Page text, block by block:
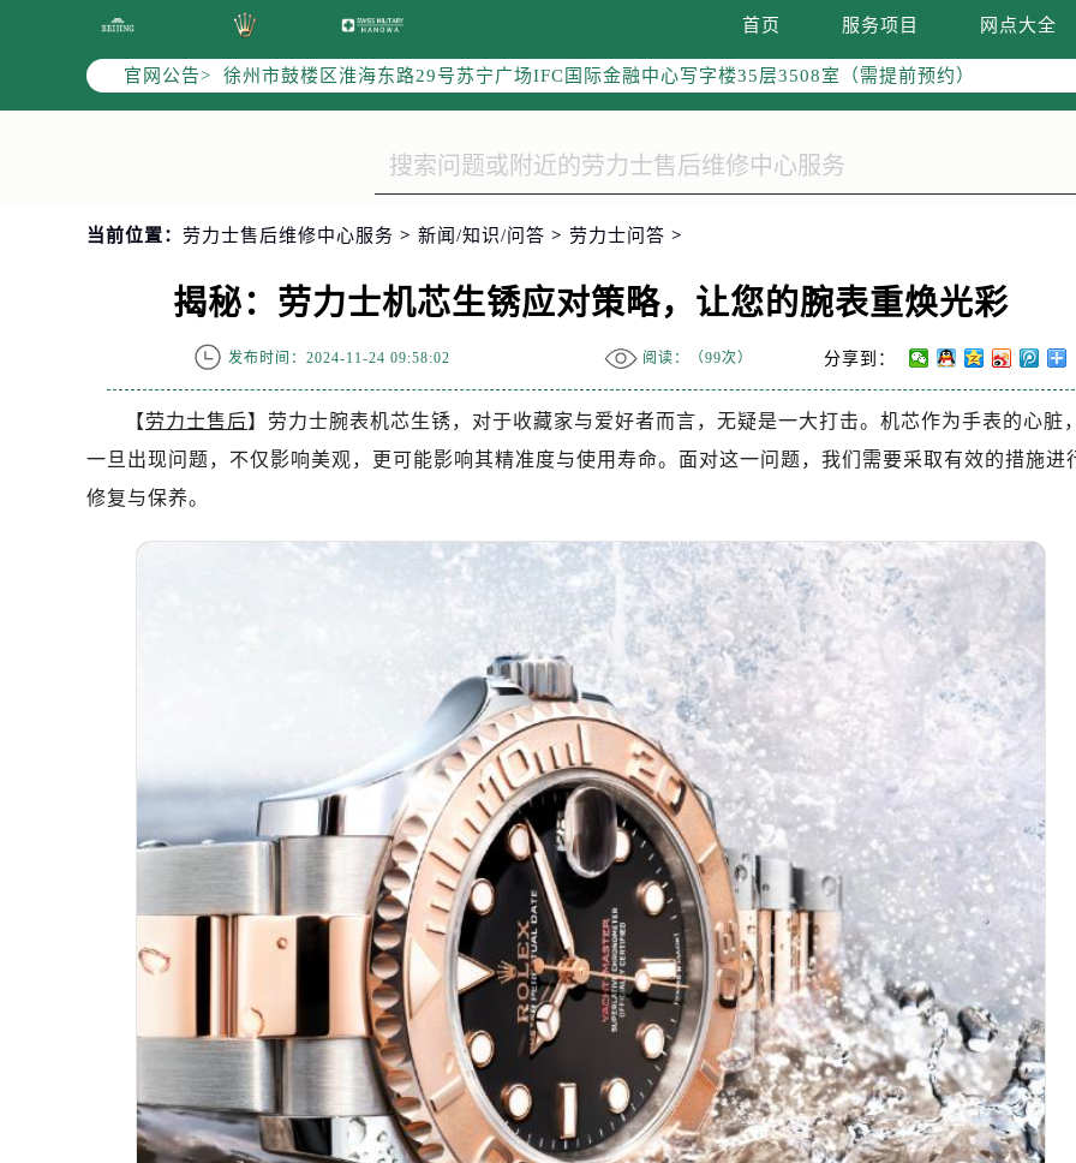
首页 服务项目 网点大全
官网公告>
南京市秦淮区中山南路1号（新街口）南京中心写字楼22层C1-1室（需提前预约）
常州市新北区龙锦路1590号现代传媒中心写字楼5号楼10层1008室（需提前预约）
徐州市鼓楼区淮海东路29号苏宁广场IFC国际金融中心写字楼35层3508室（需提前预约）
扬州市邗江区国展路29号星耀天地写字楼1号楼18层1803室（需提前预约）
泰州市海陵区永定东路399号置地商务中心东塔写字楼（华润万象城）17层1706室（需提前预约）
杭州市上城区钱江路1366号华润大厦写字楼A座5层503-5室（需提前预约）
绍兴市越城区胜利东路379号世茂天际中心写字楼8层805室（需提前预约）
嘉兴市南湖区广益路705号嘉兴世界贸易中心写字楼A座13层1304室（需提前预约）
济南市历下区经十路11111号华润中心写字楼（万象城）15层1508室（需提前预约）
广州市天河区天河路230号万菱汇国际中心写字楼A塔7层704室（需提前预约）
惠州市惠城区江北文昌一路7号华贸大厦写字楼1座30层05室（需提前预约）
厦门市思明区湖滨东路95号华润大厦写字楼B座11层1104室（需提前预约）
成都市锦江区人民东路6号SAC东原中心写字楼24层2406B室（需提前预约）
重庆市江北区观音桥步行街2号融恒时代广场写字楼9层902室（需提前预约）
长沙市芙蓉区定王台街道建湘路393号世茂环球金融中心写字楼（芙蓉广场）10层13室（需提前预约
郑州市二七区铭功路10号华润大厦写字楼29层2905室（需提前预约）
太原市迎泽区解放路15号亨得利名表服务中心（品牌授权店）3层整层（需提前预约）
沈阳市沈河区中街路137号亨得利名表服务中心（品牌授权店）1层整层（需提前预约）
沈阳市沈河区中街路83号亨得利名表服务中心（品牌授权店）1层整层（需提前预约）
乌鲁木齐市天山区红山路26号时代广场（CCMALL）C座17层17-B（需提前预约）
温州市鹿城区锦绣路1067号置信广场10层1015室（需提前预约）
大连市中山区人民路15号国际金融大厦7层G室（需提前预约）
佛山市禅城区季华五路57号万科金融中心C座12层1205室（需提前预约）
东莞市东城街道鸿福东路1号民盈国贸中心T1写字楼9层907室（需提前预约）
无锡市梁溪区人民中路139号恒隆广场写字楼1座11层1104室（需提前预约）
南通市崇川区工农路57号圆融广场写字楼16层1603室（需提前预约）
苏州市苏州工业园区星港街199号苏州中心办公楼C座22层08室（需提前预约）
武汉市江汉区解放大道686号世界贸易大厦38层09室（需提前预约）
南宁市青秀区金湖路59号地王大厦12楼1224室（需提前预约）
当前位置： 劳力士售后维修中心服务 > 新闻/知识/问答 > 劳力士问答 >
揭秘：劳力士机芯生锈应对策略，让您的腕表重焕光彩
发布时间：2024-11-24 09:58:02 阅读：（99次） 分享到：
【劳力士售后】劳力士腕表机芯生锈，对于收藏家与爱好者而言，无疑是一大打击。机芯作为手表的心脏
一旦出现问题，不仅影响美观，更可能影响其精准度与使用寿命。面对这一问题，我们需要采取有效的措施进
修复与保养。